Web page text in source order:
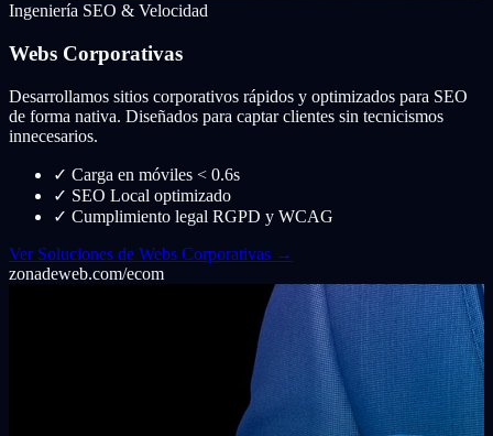
Ingeniería SEO & Velocidad
Webs Corporativas
Desarrollamos sitios corporativos rápidos y optimizados para SEO
de forma nativa. Diseñados para captar clientes sin tecnicismos
innecesarios.
✓ Carga en móviles < 0.6s
✓ SEO Local optimizado
✓ Cumplimiento legal RGPD y WCAG
Ver Soluciones de Webs Corporativas →
zonadeweb.com/ecom